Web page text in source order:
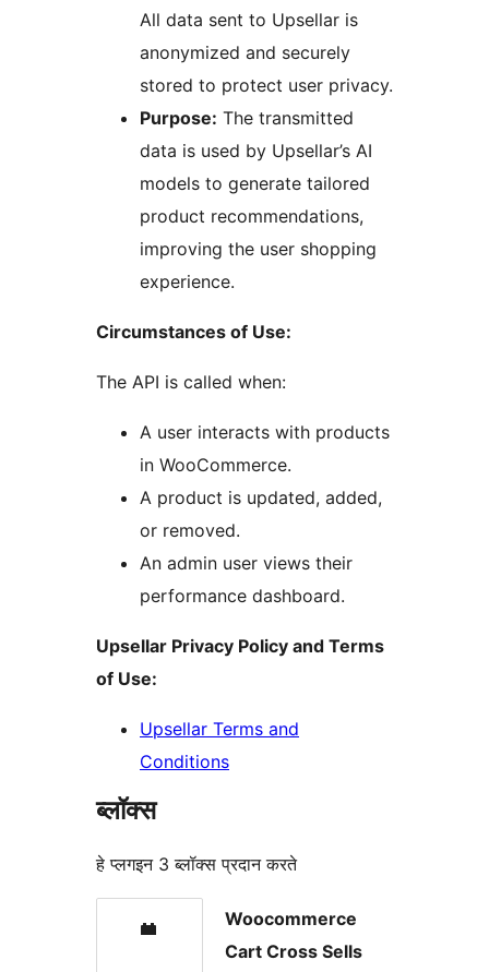
All data sent to Upsellar is
anonymized and securely
stored to protect user privacy.
Purpose: The transmitted
data is used by Upsellar’s AI
models to generate tailored
product recommendations,
improving the user shopping
experience.
Circumstances of Use:
The API is called when:
A user interacts with products
in WooCommerce.
A product is updated, added,
or removed.
An admin user views their
performance dashboard.
Upsellar Privacy Policy and Terms
of Use:
Upsellar Terms and
Conditions
ब्लॉक्स
हे प्लगइन 3 ब्लॉक्स प्रदान करते
Woocommerce
Cart Cross Sells